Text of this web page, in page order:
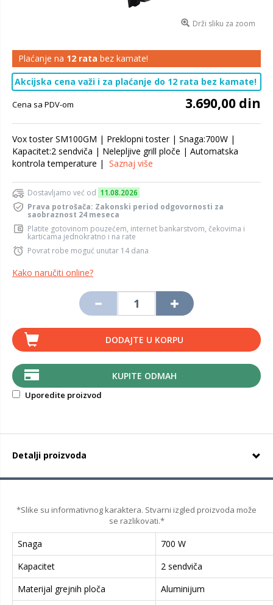
Drži sliku za zoom
Plaćanje na 12 rata bez kamate!
Akcijska cena važi i za plaćanje do 12 rata bez kamate!
Cena sa PDV-om 3.690,00 din
Vox toster SM100GM | Preklopni toster | Snaga:700W |
Kapacitet:2 sendviča | Nelepljive grill ploče | Automatska
kontrola temperature | Saznaj više
Dostavljamo već od 11.08.2026
Prava potrošača: Zakonski period odgovornosti za
saobraznost 24 meseca
Platite gotovinom pouzećem, internet bankarstvom, čekovima i
karticama jednokratno i na rate
Povrat robe moguć unutar 14 dana
Kako naručiti online?
DODAJTE U KORPU
KUPITE ODMAH
Uporedite proizvod
Detalji proizvoda
*Slike su informativnog karaktera. Stvarni izgled proizvoda može
se razlikovati.*
Snaga
700 W
Kapacitet
2 sendviča
Materijal grejnih ploča
Aluminijum